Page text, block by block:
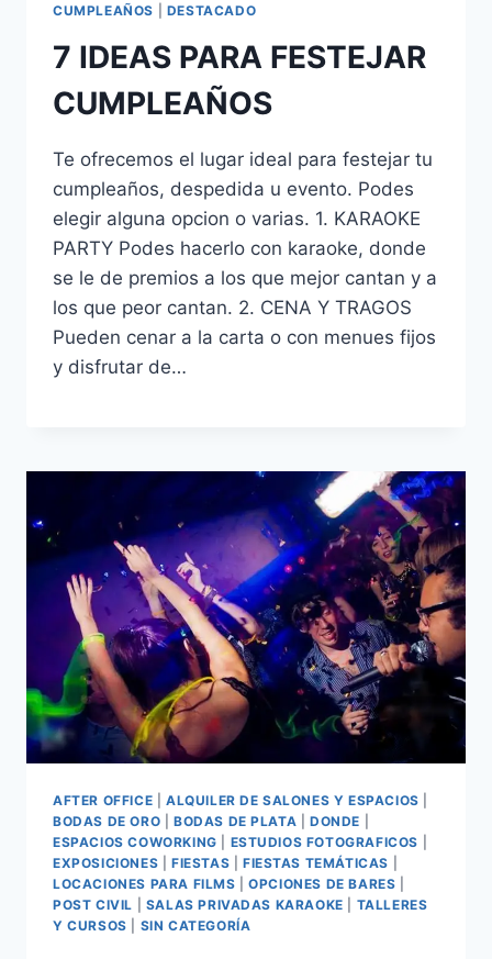
CUMPLEAÑOS
DESTACADO
7 IDEAS PARA FESTEJAR
CUMPLEAÑOS
Te ofrecemos el lugar ideal para festejar tu
cumpleaños, despedida u evento. Podes
elegir alguna opcion o varias. 1. KARAOKE
PARTY Podes hacerlo con karaoke, donde
se le de premios a los que mejor cantan y a
los que peor cantan. 2. CENA Y TRAGOS
Pueden cenar a la carta o con menues fijos
y disfrutar de…
AFTER OFFICE ALQUILER DE SALONES Y ESPACIOS
BODAS DE ORO
BODAS DE PLATA |DONDE
ESPACIOS COWORKING
ESTUDIOS FOTOGRAFICOS
EXPOSICIONES
FIESTAS FIESTAS TEMÁTICAS
LOCACIONES PARA FILMS |OPCIONES DE BARES
POST CIVIL
SALAS PRIVADAS KARAOKE
TALLERES
Y CURSOS
SIN CATEGORÍA